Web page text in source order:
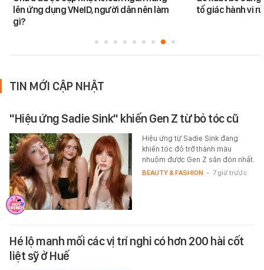
lên ứng dụng VNeID, người dân nên làm
gì?
tố giác hành vi
TIN MỚI CẬP NHẬT
"Hiệu ứng Sadie Sink" khiến Gen Z từ bỏ tóc cũ
Hiệu ứng từ Sadie Sink đang
khiến tóc đỏ trở thành màu
nhuộm được Gen Z săn đón nhất.
BEAUTY & FASHION - 7 giờ trước
Hé lộ manh mối các vị trí nghi có hơn 200 hài cốt
liệt sỹ ở Huế